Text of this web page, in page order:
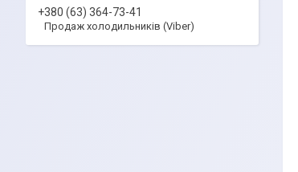
+380 (63) 364-73-41
Продаж холодильників (Viber)